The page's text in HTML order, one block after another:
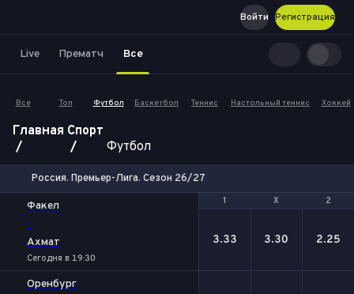
Регистрация
Войти
Live Прематч Все
Все Топ Футбол Баскетбол Теннис Настольный теннис Хоккей
Главная Спорт
Футбол
Россия. Премьер-Лига. Сезон 26/27
1 Х 2
Факел
-
Ахмат
Сегодня в 19:30
1 Х 2
3.33 3.30 2.25
Оренбург